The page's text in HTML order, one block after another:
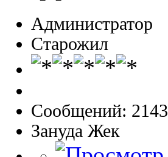
Администратор
Старожил
Сообщений: 2143
Зануда Жек